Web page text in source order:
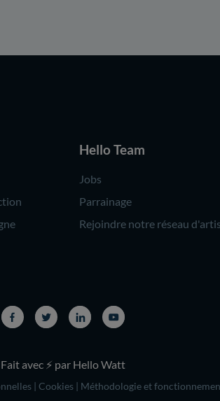
Hello Team
Jobs
Parrainage
Rejoindre notre réseau
Fait avec ⚡ par Hello Watt
| Cookies | Méthodologie et